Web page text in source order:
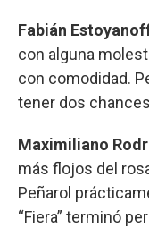
Fabián
con alguna
con comodidad.
tener dos
Maximiliano
más flojos del
Peñarol
“Fiera” terminó